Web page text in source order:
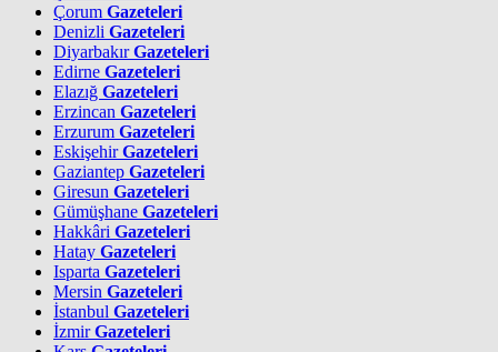
Çorum Gazeteleri
Denizli Gazeteleri
DiyarbakırGazeteleri
Edirne Gazeteleri
Elazığ Gazeteleri
Erzincan Gazeteleri
Erzurum Gazeteleri
EskişehirGazeteleri
Gaziantep Gazeteleri
Giresun Gazeteleri
Gümüşhane Gazeteleri
Hakkâri Gazeteleri
Hatay Gazeteleri
Isparta Gazeteleri
Mersin Gazeteleri
İstanbul Gazeteleri
İzmirGazeteleri